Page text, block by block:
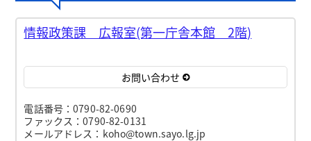
情報政策課 広報室(第一庁舎本館 2階)
お問い合わせ
電話番号：0790-82-0690
ファックス：0790-82-0131
メールアドレス：koho@town.sayo.lg.jp